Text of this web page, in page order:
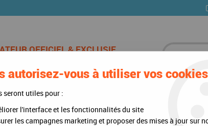
DE CHAMPAGNE
autorisez-vous à utiliser vos
seront utiles pour :
l'interface et les fonctionnalités du site
les campagnes marketing et proposer des mises à jour sur